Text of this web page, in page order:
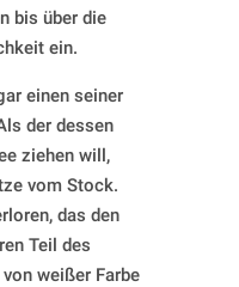
bis über die
ein.
einen seiner
der dessen
ziehen will,
vom Stock.
das den
Teil des
weißer Farbe